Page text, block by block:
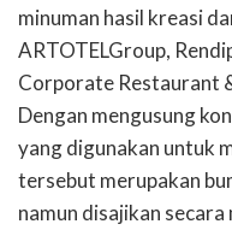
minuman hasil kreasi
ARTOTELGroup,
Corporate Restaurant
Dengan mengusung
yang digunakan untuk
tersebut merupakan
namun disajikan